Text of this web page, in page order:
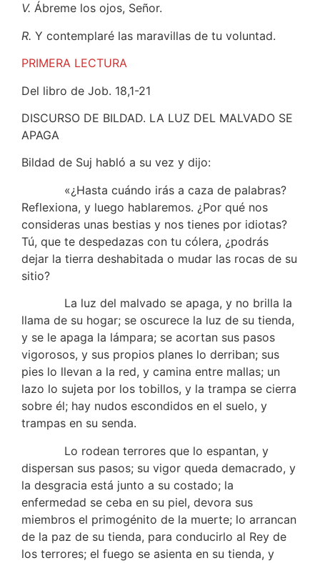
V. Ábreme los ojos, Señor.
R. Y contemplaré las maravillas de tu voluntad.
PRIMERA LECTURA
Del libro de Job. 18,1-21
DISCURSO DE BILDAD. LA LUZ DEL MALVADO SE
APAGA
Bildad de Suj habló a su vez y dijo:
«¿Hasta cuándo irás a caza de palabras?
Reflexiona, y luego hablaremos. ¿Por qué nos
consideras unas bestias y nos tienes por idiotas?
Tú, que te despedazas con tu cólera, ¿podrás
dejar la tierra deshabitada o mudar las rocas de su
sitio?
La luz del malvado se apaga, y no brilla la
llama de su hogar; se oscurece la luz de su tienda,
y se le apaga la lámpara; se acortan sus pasos
vigorosos, y sus propios planes lo derriban; sus
pies lo llevan a la red, y camina entre mallas; un
lazo lo sujeta por los tobillos, y la trampa se cierra
sobre él; hay nudos escondidos en el suelo, y
trampas en su senda.
Lo rodean terrores que lo espantan, y
dispersan sus pasos; su vigor queda demacrado, y
la desgracia está junto a su costado; la
enfermedad se ceba en su piel, devora sus
miembros el primogénito de la muerte; lo arrancan
de la paz de su tienda, para conducirlo al Rey de
los terrores; el fuego se asienta en su tienda, y